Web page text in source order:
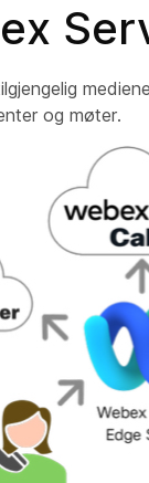
og møter.